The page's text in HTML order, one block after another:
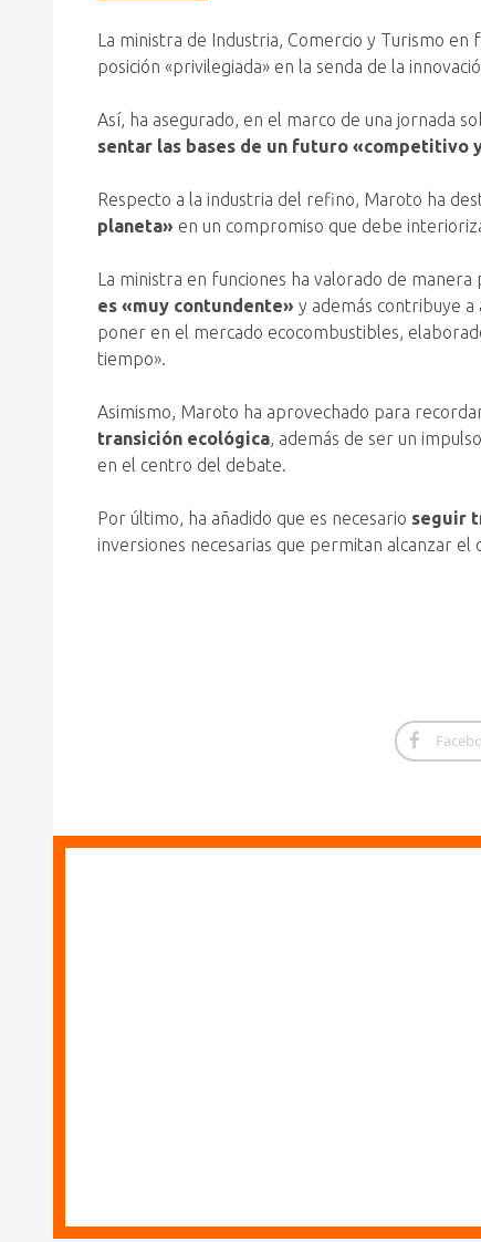
La ministra de Industria, Comercio y Turismo
posición «privilegiada» en la senda de la
Así, ha asegurado, en el marco de una jornada
sentar las bases de un futuro «competitivo
Respecto a la industria del refino, Maroto ha
planeta» en un compromiso que debe
La ministra en funciones ha valorado de
es «muy contundente» y además contribuye
poner en el mercado ecocombustibles,
tiempo».
Asimismo, Maroto ha aprovechado para
transición ecológica, además de ser un
en el centro del debate.
Por último, ha añadido que es necesario seguir
inversiones necesarias que permitan alcanzar